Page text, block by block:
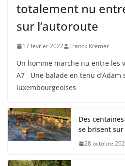
totalement nu
sur l’autoroute
17 février 2022 Franck Kremer
Un homme marche nu entre les
A7 Une balade en tenu d’Adam
luxembourgeoises
Des
se brisent
28 octobre